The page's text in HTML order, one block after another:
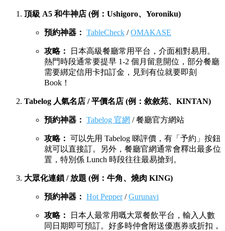
頂級 A5 和牛神店 (例：Ushigoro、Yoroniku)
預約神器： TableCheck /OMAKASE
攻略：
日本高級餐廳常用平台，介面相對易用。
熱門時段通常要提早 1-2 個月留意開位，部分餐廳
需要綁定信用卡扣訂金，見到有位就要即刻
Book！
Tabelog 人氣名店 / 平價名店 (例：敘敘苑、KINTAN)
預約神器： Tabelog 官網 / 餐廳官方網站
攻略： 可以先用 Tabelog 睇評價，有「予約」按鈕
就可以直接訂。另外，餐廳官網通常會釋出最多位
置，特別係 Lunch 時段往往最易搶到。
大眾化連鎖 / 放題 (例：牛角、燒肉 KING)
預約神器： Hot Pepper/Gurunavi
攻略：
日本人最常用嘅大眾餐飲平台，輸入人數
同日期即可預訂。好多時仲會附送優惠券或折扣，